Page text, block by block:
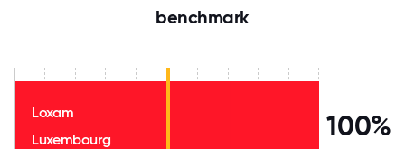
benchmark
Loxam
Luxembourg
100%